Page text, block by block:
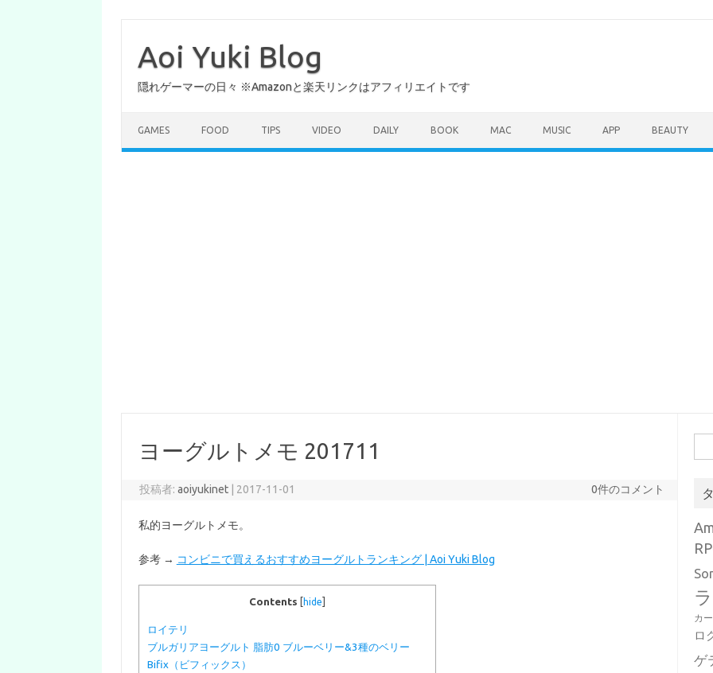
Aoi Yuki Blog
隠れゲーマーの日々 ※Amazonと楽天リンクはアフィリエイトです
GAMES FOOD TIPS VIDEO DAILY BOOK MAC MUSIC APP BEAUTY
ヨーグルトメモ 201711
投稿者:aoiyukinet 2017-11-01 0件のコメント
私的ヨーグルトメモ。
参考 → コンビニで買えるおすすめヨーグルトランキング | Aoi Yuki Blog
Contents [ hide
ロイテリ
ブルガリアヨーグルト 脂肪0 ブルーベリー&3種のベリー
Bifix（ビフィックス）
索:
カ
ロ
ゲ